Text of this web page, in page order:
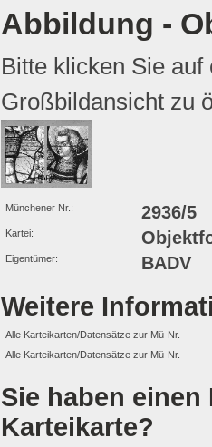
Abbildung -
Bitte klicken Sie
Großbildansicht zu
Münchener Nr.: 2936/5
Kartei:
Eigentümer: BADV
Weitere
Alle Karteikarten/Datensätze zur Mü-Nr.
Alle Karteikarten/Datensätze zur Mü-Nr.
Sie haben
Karteikarte?